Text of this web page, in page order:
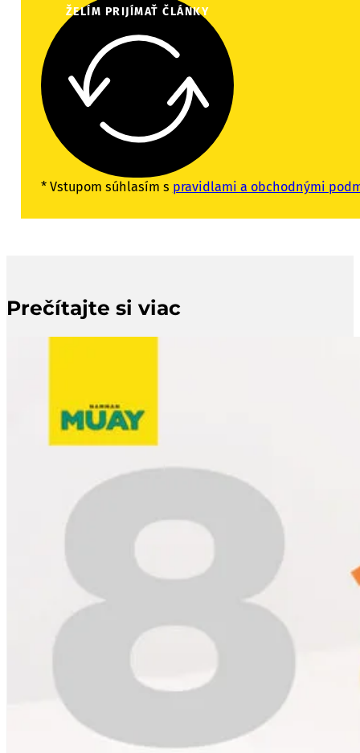
ŽELÍM PRIJÍMAŤ ČLÁNKY
* Vstupom súhlasím s pravidlami a obchodnými
Prečítajte si viac